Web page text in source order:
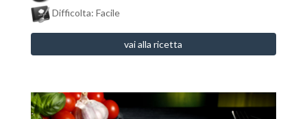
Difficolta: Facile
vai alla ricetta